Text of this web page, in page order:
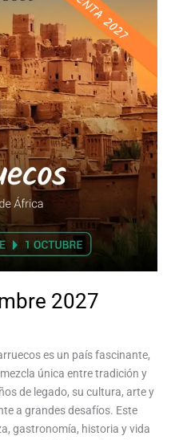
2027
es un país fascinante,
única entre tradición y
de legado, su cultura, arte y
a grandes desafíos. Este
gastronomía, historia y vida